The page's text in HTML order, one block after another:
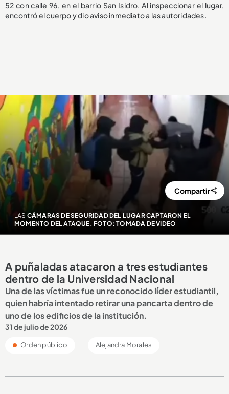
52 con calle 96, en el barrio San Isidro. Al inspeccionar el lugar,
encontró el cuerpo y dio aviso inmediato a las autoridades.
LAS CÁMARAS DE SEGURIDAD DEL LUGAR CAPTARON EL
MOMENTO DEL ATAQUE. FOTO: TOMADA DE VIDEO
Compartir
A puñaladas atacaron a tres estudiantes
dentro de la Universidad Nacional
Una de las víctimas fue un reconocido líder estudiantil,
quien habría intentado retirar una pancarta dentro de
uno de los edificios de la institución.
31 de julio de 2026
Orden público Alejandra Morales